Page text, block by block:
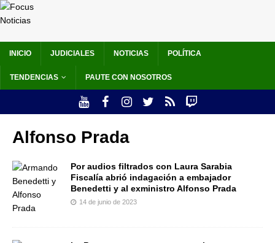
INICIO JUDICIALES NOTICIAS POLÍTICA
TENDENCIAS PAUTE CON NOSOTROS
Alfonso Prada
Por audios filtrados con Laura Sarabia
Fiscalía abrió indagación a embajador
Benedetti y al exministro Alfonso Prada
14 de junio de 2023